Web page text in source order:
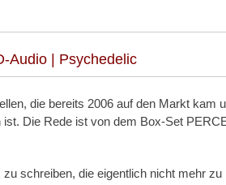
Audio | Psychedelic
die bereits 2006 auf den Markt kam
Die Rede ist von dem Box-Set
schreiben, die eigentlich nicht mehr zu